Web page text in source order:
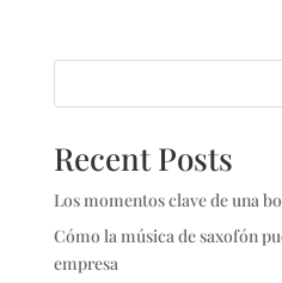
Recent Posts
Los momentos clave de una
Cómo la música de saxofón
empresa